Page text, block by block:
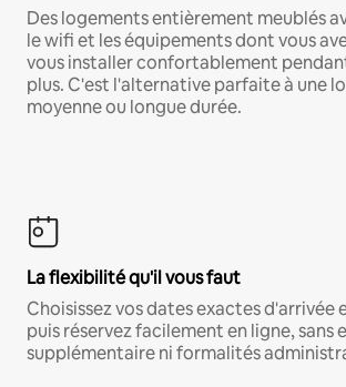
Des logements entièrement meublés
le wifi et les équipements dont vous
vous installer confortablement
plus. C'est l'alternative parfaite à une
moyenne ou longue durée.
La flexibilité qu'il vous faut
Choisissez vos dates exactes d'arrivée
puis réservez facilement en ligne, sans
supplémentaire ni formalités